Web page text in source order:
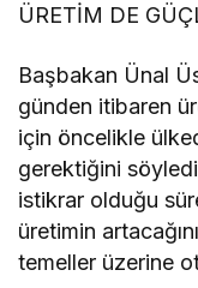
ÜRETİM DE
Başbakan Ünal
günden itibaren
için öncelikle
gerektiğini
istikrar olduğu
üretimin
temeller üzerine